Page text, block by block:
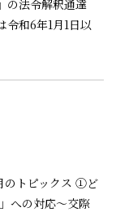
の法令解釈通達
令和6年1月1日以
のトピックス ①ど
への対応～交際